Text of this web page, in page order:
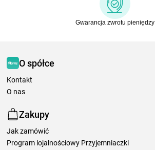
Gwarancja zwrotu pieniędzy
O spółce
Kontakt
O nas
Zakupy
Jak zamówić
Program lojalnościowy Przyjemniaczki